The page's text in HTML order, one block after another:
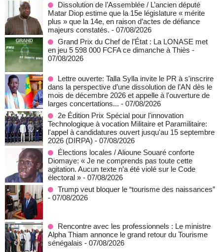
Dissolution de l’Assemblée / L’ancien député
Matar Diop estime que la 15e législature « mérite
plus » que la 14e, en raison d’actes de défiance
majeurs constatés. - 07/08/2026
Grand Prix du Chef de l’État : La LONASE met
en jeu 5 598 000 FCFA ce dimanche à Thiès -
07/08/2026
Lettre ouverte: Talla Sylla invite le PR à s'inscrire
dans la perspective d’une dissolution de l’AN dès le
mois de décembre 2026 et appelle à l'ouverture de
larges concertations... - 07/08/2026
2e Édition Prix Spécial pour l'innovation
Technologique à vocation Militaire et Paramilitaire:
l'appel à candidatures ouvert jusqu'au 15 septembre
2026 (DIRPA) - 07/08/2026
Élections locales / Alioune Souaré conforte
Diomaye: « Je ne comprends pas toute cette
agitation. Aucun texte n’a été violé sur le Code
électoral » - 07/08/2026
Trump veut bloquer le “tourisme des naissances”
- 07/08/2026
Rencontre avec les professionnels : Le ministre
Alpha Thiam annonce le grand retour du Tourisme
sénégalais - 07/08/2026